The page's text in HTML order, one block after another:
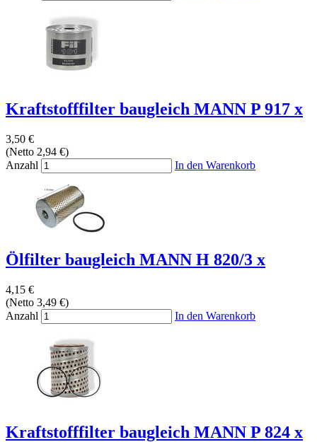
Kraftstofffilter baugleich MANN P 917 x
3,50 €
(Netto 2,94 €)
Anzahl
In den Warenkorb
Ölfilter baugleich MANN H 820/3 x
4,15 €
(Netto 3,49 €)
Anzahl
In den Warenkorb
Kraftstofffilter baugleich MANN P 824 x